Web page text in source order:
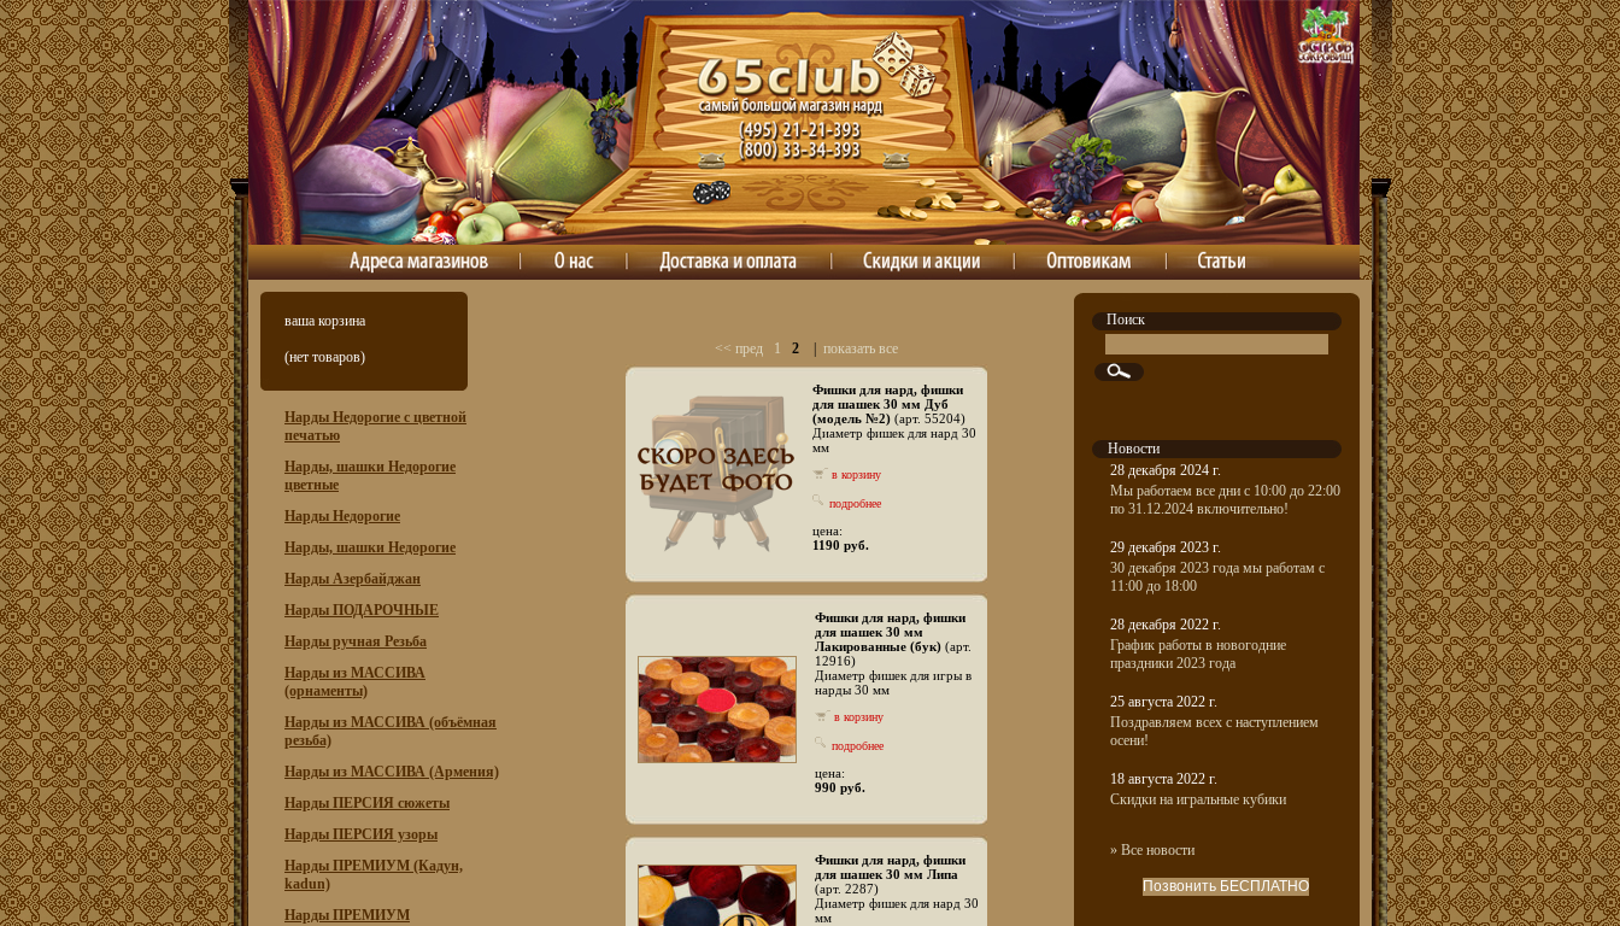
ваша корзина
(нет товаров)
Нарды Недорогие с цветной
печатью
Нарды, шашки Недорогие
цветные
Нарды Недорогие
Нарды, шашки Недорогие
Нарды Азербайджан
Нарды ПОДАРОЧНЫЕ
Нарды ручная Резьба
Нарды из МАССИВА
(орнаменты)
Нарды из МАССИВА (объёмная
резьба)
Нарды из МАССИВА (Армения)
Нарды ПЕРСИЯ сюжеты
Нарды ПЕРСИЯ узоры
Нарды ПРЕМИУМ (Кадун,
kadun)
Нарды ПРЕМИУМ
<< пред 1 2 показать все
Фишки для нард, фишки
для шашек 30 мм Дуб
(модель №2) (арт. 55204)
Диаметр фишек для нард 30
мм
в корзину
подробнее
цена:
1190 руб.
Фишки для нард, фишки
для шашек 30 мм
Лакированные (бук) (арт.
12916)
Диаметр фишек для игры в
нарды 30 мм
в корзину
подробнее
цена:
990 руб.
Фишки для нард, фишки
для шашек 30 мм Липа
(арт. 2287)
Диаметр фишек для нард 30
мм
Поиск
Новости
28 декабря 2024 г.
Мы работаем все дни с 10:00 до 22:00
по 31.12.2024 включительно!
29 декабря 2023 г.
30 декабря 2023 года мы работам с
11:00 до 18:00
28 декабря 2022 г.
График работы в новогодние
праздники 2023 года
25 августа 2022 г.
Поздравляем всех с наступлением
осени!
18 августа 2022 г.
Скидки на игральные кубики
» Все новости
Позвонить БЕСПЛАТНО